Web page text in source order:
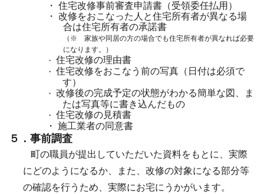
・ 住宅改修事前審査申請書（受領委任払用）
・ 改修をおこなった人と住宅所有者が異なる場
合は住宅所有者の承諾書
（※ 家族や同居の方の場合でも住宅所有者が異なれば必要
になります。）
・ 住宅改修の理由書
・ 住宅改修をおこなう前の写真（日付は必須で
す）
・ 改修後の完成予定の状態がわかる簡単な図、ま
たは写真等に書き込んだもの
・ 住宅改修の見積書
・ 施工業者の同意書
５．事前調査
町の職員が提出していただいた資料をもとに、実際
にどのようになるか、また、改修の対象になる部分等
の確認を行うため、実際にお宅にうかがいます。